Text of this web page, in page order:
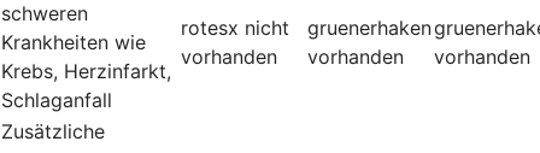
schweren
Krankheiten wie
Krebs, Herzinfarkt,
Schlaganfall
rotesx nicht
vorhanden
gruenerhaken
vorhanden
vorhanden
Zusätzliche